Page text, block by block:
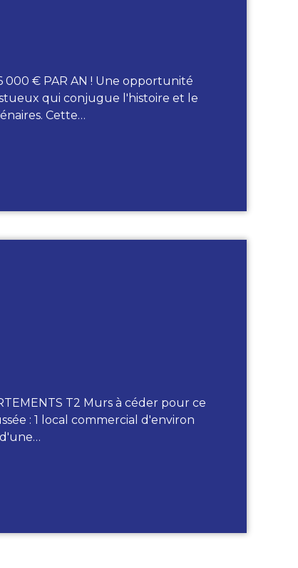
000 € PAR AN ! Une opportunité
qui conjugue l'histoire et le
Cette…
T2 Murs à céder pour ce
: 1 local commercial d'environ